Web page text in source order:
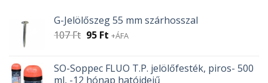
G-Jelölőszeg 55 mm szárhosszal
107Ft Original
107 Ft.
95 FtCurrent
95 Ft.
+ÁFA
SO-Soppec FLUO T.P. jelölőfesték, piros- 500
ml, -12 hónap hatóidejű